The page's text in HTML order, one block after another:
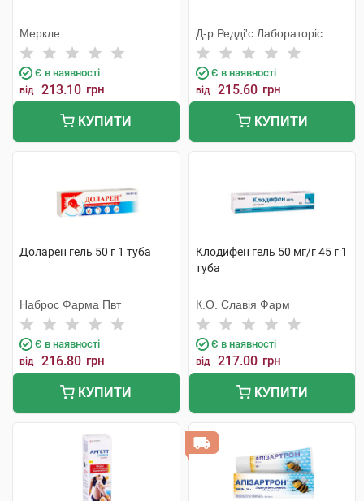
Меркле
Є в наявності
від 213.10 грн
КУПИТИ
Д-р Редді'с Лабораторіс
Є в наявності
від 215.60 грн
КУПИТИ
Доларен гель 50 г 1 туба
Наброс Фарма Пвт
Є в наявності
від 216.80 грн
КУПИТИ
Клодифен гель 50 мг/г 45 г 1
туба
К.О. Славія Фарм
Є в наявності
від 217.00 грн
КУПИТИ